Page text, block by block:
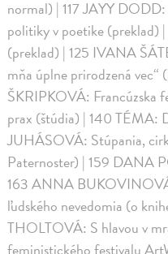
normal) | 117 JAYY
politiky v poetike (preklad)
(preklad) | 125 IVANA
mňa úplne prirodzená vec“
ŠKRIPKOVÁ: Francúzska
prax (štúdia) | 140
JUHÁSOVÁ: Stúpania,
Paternoster) | 159 DANA
163 ANNA
ľudského nevedomia (o
THOLTOVÁ: S hlavou v